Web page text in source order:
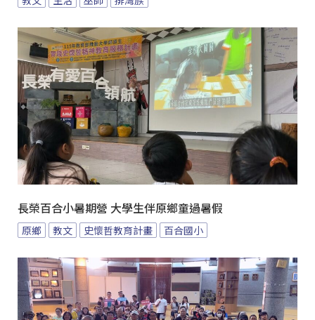
長榮百合小暑期營 大學生伴原鄉童過暑假
原鄉 教文 史懷哲教育計畫 百合國小